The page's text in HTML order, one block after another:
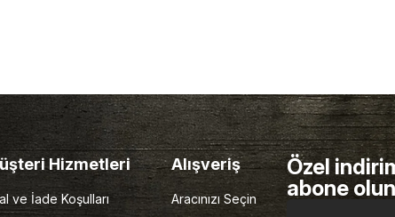
Hizmetleri
ve İade Koşulları
Alışveriş
Aracınızı Seçin
Özel
abone